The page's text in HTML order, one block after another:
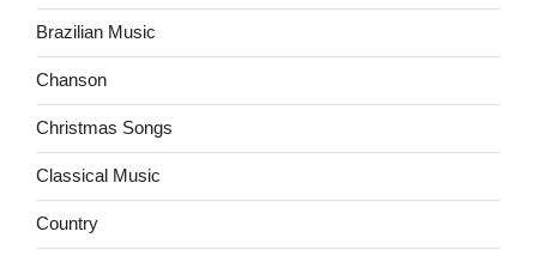
Brazilian Music
Chanson
Christmas Songs
Classical Music
Country